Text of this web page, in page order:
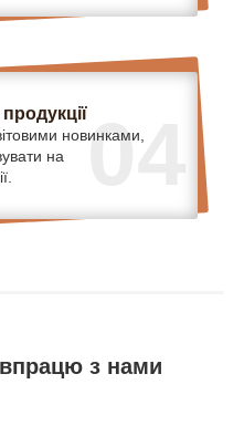
04
новинками,
на
з нами